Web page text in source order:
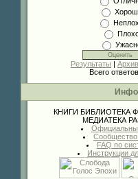
Результаты |
Всего
КНИГИ БИБЛИОТЕКА
МЕДИАТЕКА
Сообщество
FAQ по
Инструкции